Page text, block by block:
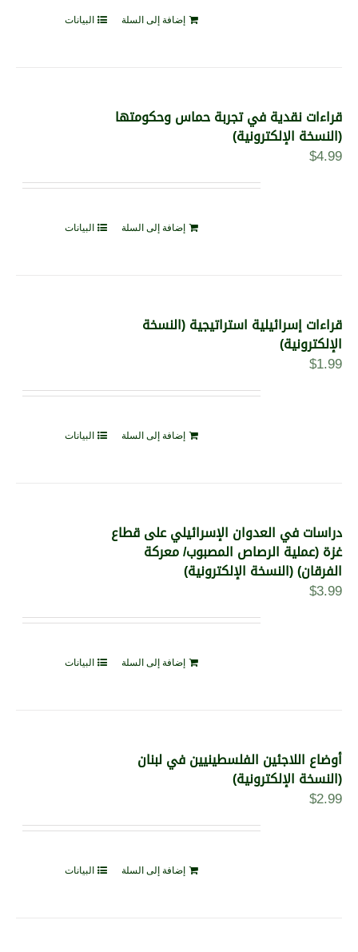
إضافة إلى السلة البيانات
قراءات نقدية في تجربة حماس وحكومتها
(النسخة الإلكترونية)
$4.99
إضافة إلى السلة البيانات
قراءات إسرائيلية استراتيجية (النسخة
الإلكترونية)
$1.99
إضافة إلى السلة البيانات
دراسات في العدوان الإسرائيلي على قطاع
غزة (عملية الرصاص المصبوب/ معركة
الفرقان) (النسخة الإلكترونية)
$3.99
إضافة إلى السلة البيانات
أوضاع اللاجئين الفلسطينيين في لبنان
(النسخة الإلكترونية)
$2.99
إضافة إلى السلة البيانات